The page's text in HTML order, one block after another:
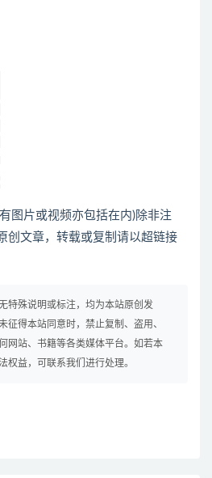
图片或视频亦包括在内)除非注
创文章，转载或复制请以超链接
特殊说明或标注，均为本站原创发
征得本站同意时，禁止复制、盗用、
网站、书籍等各类媒体平台。如若本
权益，可联系我们进行处理。